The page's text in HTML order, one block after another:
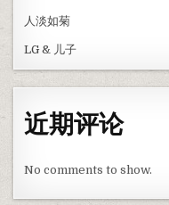
人淡如菊
LG & 儿子
近期评论
No comments to show.